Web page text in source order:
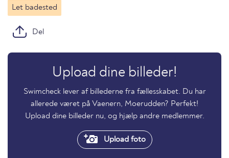
Let badested
Del
Upload dine billeder!
Swimcheck lever af billederne fra fællesskabet. Du har
allerede været på Vaenern, Moerudden? Perfekt!
Upload dine billeder nu, og hjælp andre medlemmer.
Upload foto